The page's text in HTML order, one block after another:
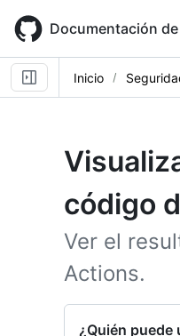
main
content
Documentación
Inicio
código
Ver el
Actions.
¿Quién